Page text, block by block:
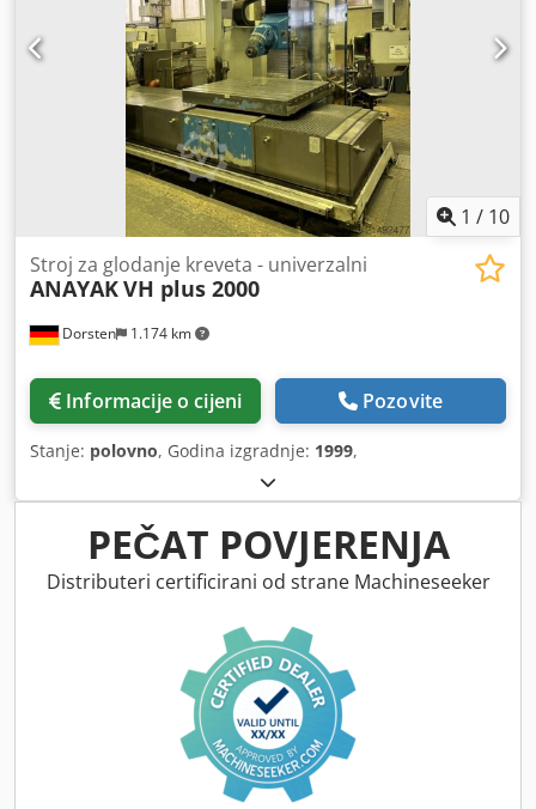
1 / 10
Dorsten 1.174 km
Stroj za glodanje kreveta - univerzalni
ANAYAKVH plus 2000
Informacije o cijeni Pozovite
Stanje: polovno, Godina izgradnje: 1999,
PEČAT POVJERENJA
Distributeri certificirani od strane Machineseeker